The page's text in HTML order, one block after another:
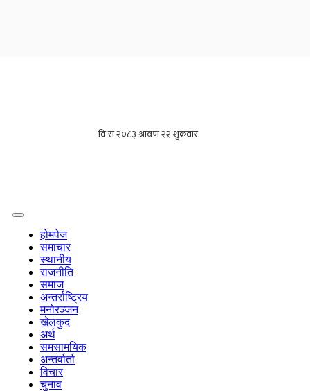
होमपेज
समाचार
स्थानीय
राजनीति
समाज
अन्तर्राष्ट्रिय
मनोरञ्जन
खेलकुद
अर्थ
समसामयिक
अन्तर्वार्ता
विचार
चुनाव